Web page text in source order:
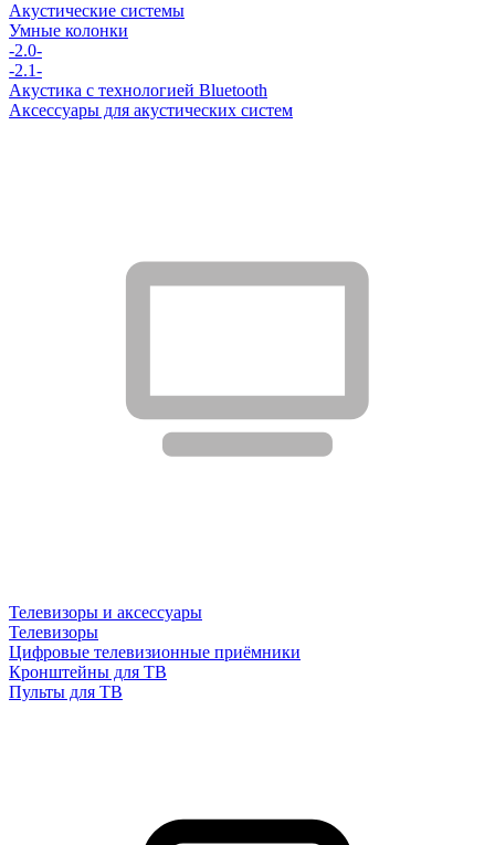
Акустические системы
Умные колонки
-2.0-
-2.1-
Акустика с технологией Bluetooth
Аксессуары для акустических систем
Телевизоры и аксессуары
Телевизоры
Цифровые телевизионные приёмники
Кронштейны для ТВ
Пульты для ТВ